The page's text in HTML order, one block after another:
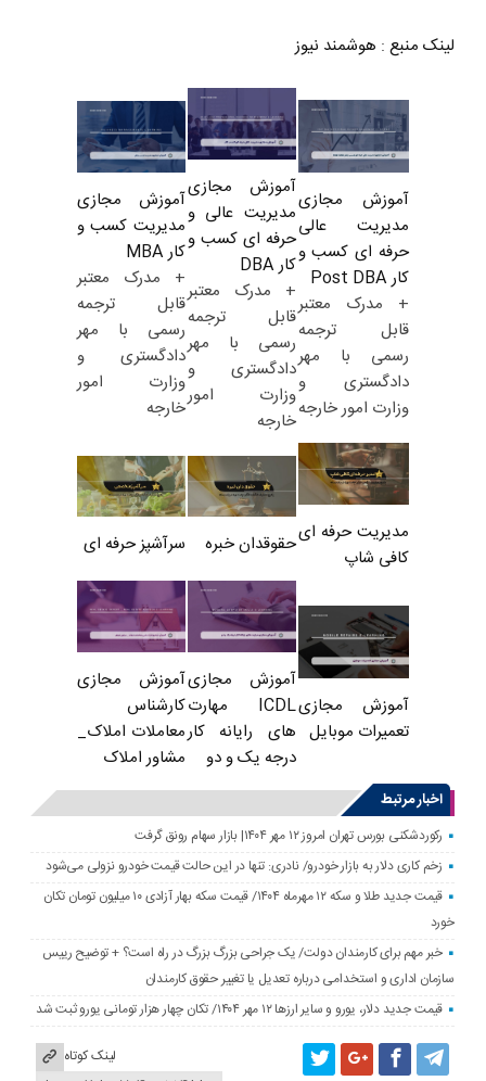
لینک منبع : هوشمند نیوز
آموزش مجازی
مدیریت عالی
حرفه ای کسب و
کار Post DBA
+ مدرک معتبر
قابل ترجمه
رسمی با مهر
دادگستری و
وزارت امور خارجه
آموزش مجازی
مدیریت عالی و
حرفه ای کسب و
کار DBA
+ مدرک معتبر
قابل ترجمه
رسمی با مهر
دادگستری و
وزارت امور
خارجه
آموزش مجازی
مدیریت کسب و
کار MBA
+ مدرک معتبر
قابل ترجمه
رسمی با مهر
دادگستری و
وزارت امور
خارجه
مدیریت حرفه ای
کافی شاپ
حقوقدان خبره سرآشپز حرفه ای
آموزش مجازی
تعمیرات موبایل
آموزش مجازی
ICDL مهارت
های رایانه کار
درجه یک و دو
آموزش مجازی
کارشناس
معاملات املاک_
مشاور املاک
اخبار مرتبط
رکوردشکنی بورس تهران امروز ۱۲ مهر ۱۴۰۴| بازار سهام رونق گرفت
زخم کاری دلار به بازار خودرو/ نادری: تنها در این حالت قیمت خودرو نزولی می‌شود
قیمت جدید طلا و سکه ۱۲ مهرماه ۱۴۰۴/ قیمت سکه بهار آزادی ۱۰ میلیون تومان تکان
خورد
خبر مهم برای کارمندان دولت/ یک جراحی بزرگ بزرگ در راه است؟ + توضیح رییس
سازمان اداری و استخدامی درباره تعدیل یا تغییر حقوق کارمندان
قیمت جدید دلار، یورو و سایر ارزها ۱۲ مهر ۱۴۰۴/ تکان چهار هزار تومانی یورو ثبت شد
لینک کوتاه